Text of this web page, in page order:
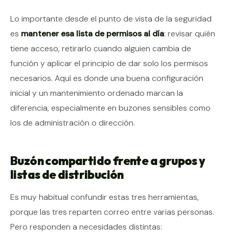
Lo importante desde el punto de vista de la seguridad
es mantener esa lista de permisos al día: revisar quién
tiene acceso, retirarlo cuando alguien cambia de
función y aplicar el principio de dar solo los permisos
necesarios. Aquí es donde una buena configuración
inicial y un mantenimiento ordenado marcan la
diferencia, especialmente en buzones sensibles como
los de administración o dirección.
Buzón compartido frente a grupos y
listas de distribución
Es muy habitual confundir estas tres herramientas,
porque las tres reparten correo entre varias personas.
Pero responden a necesidades distintas: